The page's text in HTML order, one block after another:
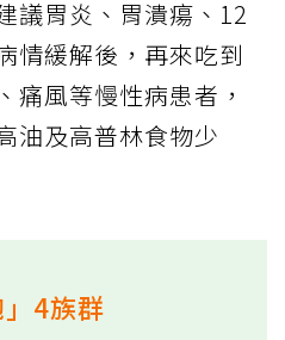
議胃炎、胃潰瘍、12
情緩解後，再來吃到
痛風等慢性病患者，
油及高普林食物少
4族群